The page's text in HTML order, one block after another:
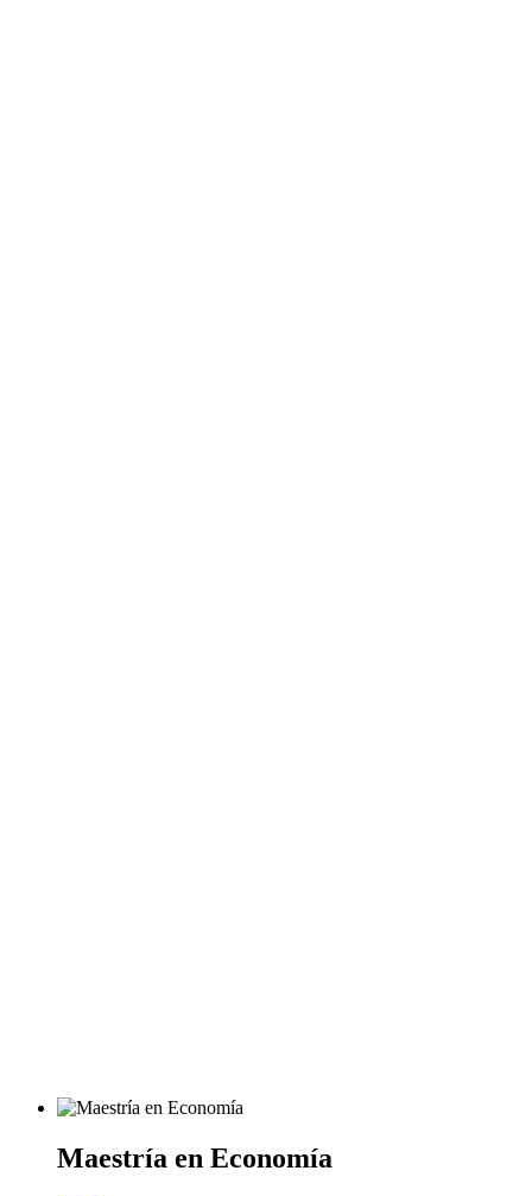
Maestría en Economía